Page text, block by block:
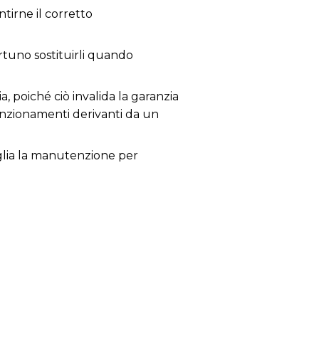
il corretto
sostituirli quando
poiché ciò invalida la garanzia
derivanti da un
la manutenzione per